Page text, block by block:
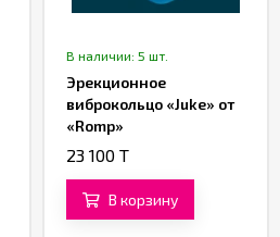
В наличии: 5 шт.
Эрекционное
виброкольцо «Juke» от
«Romp»
23 100 T
В корзину